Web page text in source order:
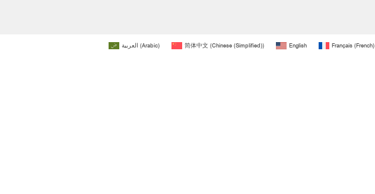
العربية (Arabic) 简体中文(Chinese (Simplified)) English Français(French)